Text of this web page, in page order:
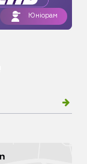
Юніорам